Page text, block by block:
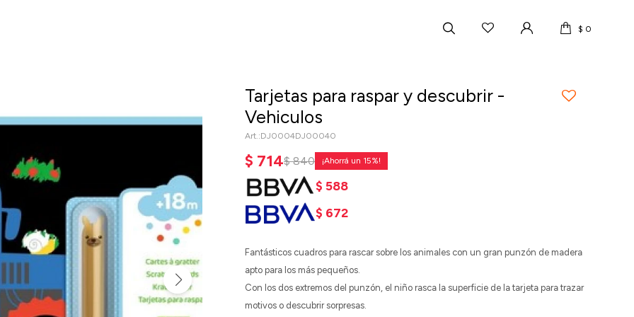
$ 0
Tarjetas para raspar y descubrir -
Vehiculos
DJ0004DJ00040
$ 714$ 840 15
$ 588
$ 672
Fantásticos cuadros para rascar sobre los animales con un gran punzón de madera
apto para los más pequeños.
Con los dos extremos del punzón, el niño rasca la superficie de la tarjeta para trazar
motivos o descubrir sorpresas.